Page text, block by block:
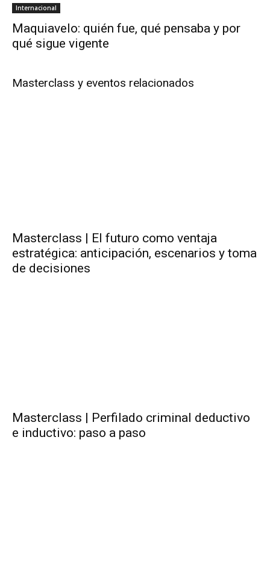
Internacional
Maquiavelo: quién fue, qué pensaba y por
qué sigue vigente
Masterclass y eventos relacionados
Masterclass | El futuro como ventaja
estratégica: anticipación, escenarios y toma
de decisiones
Masterclass | Perfilado criminal deductivo
e inductivo: paso a paso